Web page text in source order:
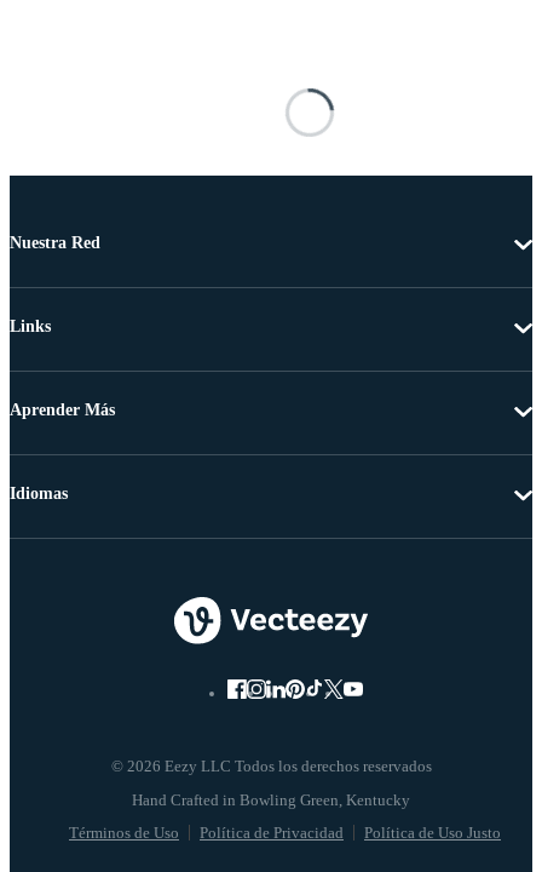
Nuestra Red
Links
Aprender Más
© 2026 Eezy LLC Todos los derechos reservados
Términos de Uso Política de Privacidad Política de Uso Justo
Idiomas